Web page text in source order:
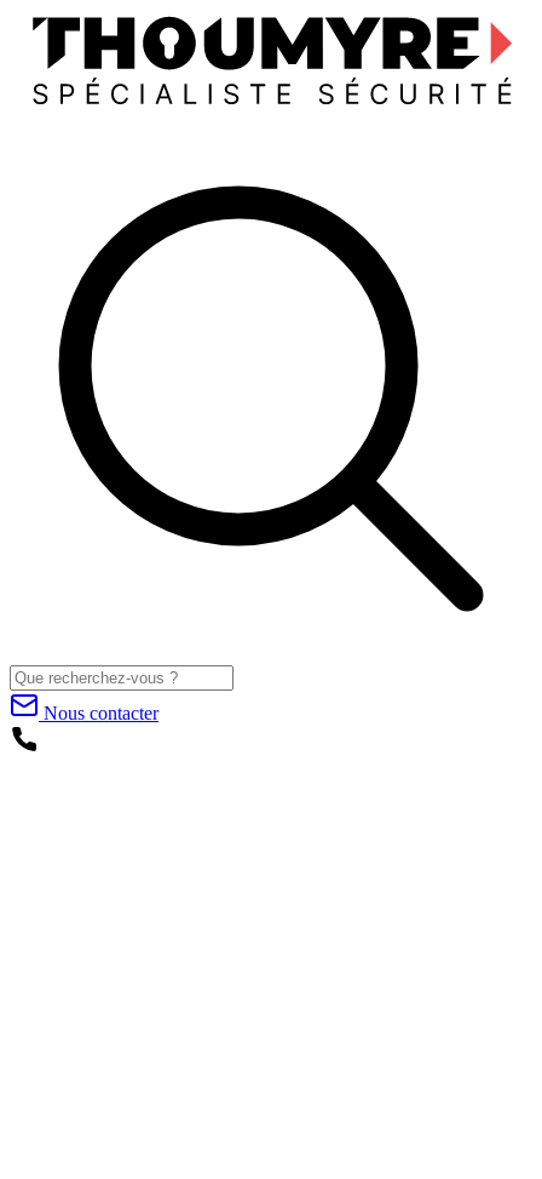
Nous contacter